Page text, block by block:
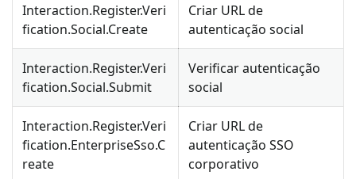
Interaction.Register.Veri
fication.Social.Create
Criar URL de
autenticação social
Interaction.Register.Veri
fication.Social.Submit
Verificar autenticação
social
Interaction.Register.Veri
fication.EnterpriseSso.C
reate
Criar URL de
autenticação SSO
corporativo